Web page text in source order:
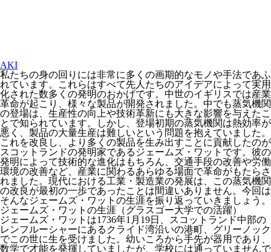
AKI
私たちの身の回りには非常に多くの画期的なモノや手法であふ
れています。これらはすべて先人たちのアイデアによって実用
化された数多くの発明のおかげです。中世のイギリスでは産業
革命が起こり、様々な製品が開発されました。中でも蒸気機関
の登場は、生産性の向上や技術革新にも大きな影響を与えたこ
とで知られています。しかし、登場初期の蒸気機関は熱効率が
悪く、製品の大量生産は難しいという問題を抱えていました。
これを改良し、より多くの製品を生み出すことに貢献したのが
スコットランドの発明家であるジェームズ・ワットです。彼の
発明によって技術的な進化はもちろん、交通手段の改善や労働
環境の改善など、産業に関わるあらゆる場面で革命がもたらさ
れました。現代における工業・製造業の発展は、この蒸気機関
の改良が最初の一歩であったことは間違いありません。今回は
そんなジェームズ・ワットの生涯を振り返っていきましょう。
ジェームズ・ワットの生涯（グラスゴー大学での活躍）
ジェームズ・ワットは1736年1月19日、スコットランド中部の
レンフルーシャーにあるクライド湾沿いの港町、グリーノック
でこの世に生を受けました。幼いころから手先が器用であり、
数学で才能を発揮していましたが、学校には通っていませんで